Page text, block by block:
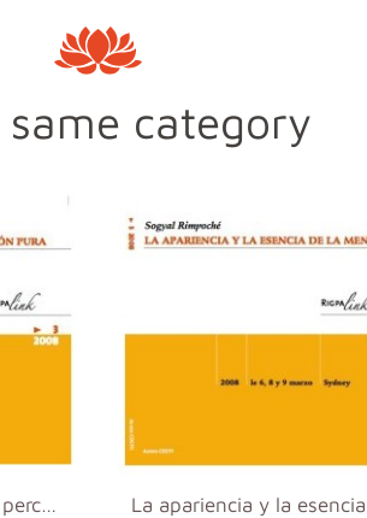
same category
Las bendiciones de la percepcion pura (Es)